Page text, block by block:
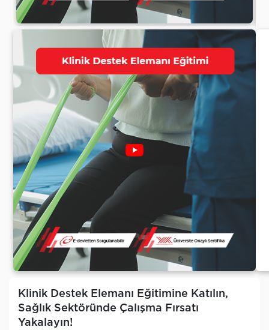
Klinik Destek Elemanı Eğitimine Katılın,
Sağlık Sektöründe Çalışma Fırsatı
Yakalayın!